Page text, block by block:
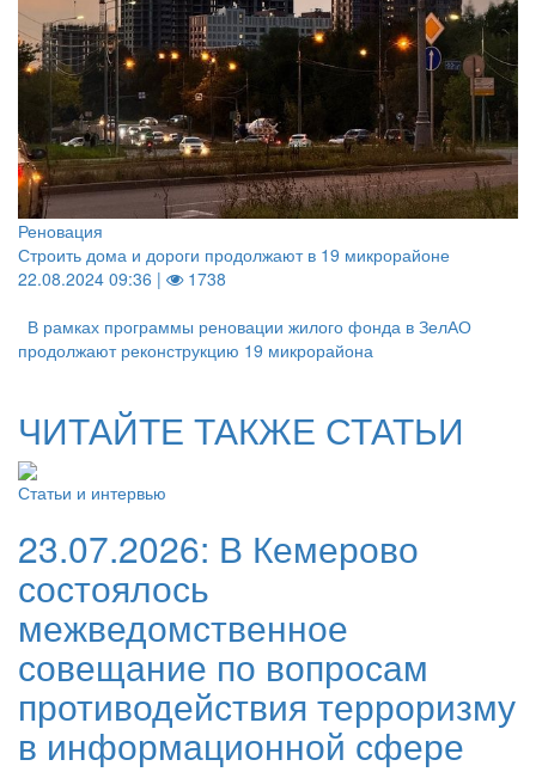
Реновация
Строить дома и дороги продолжают в 19 микрорайоне
22.08.2024 09:36 |
1738
В рамках программы реновации жилого фонда в ЗелАО
продолжают реконструкцию 19 микрорайона
ЧИТАЙТЕ ТАКЖЕ СТАТЬИ
Статьи и интервью
23.07.2026: В Кемерово
состоялось
межведомственное
совещание по вопросам
противодействия терроризму
в информационной сфере